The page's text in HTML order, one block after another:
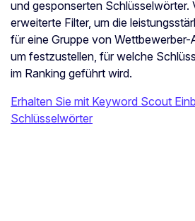
und gesponserten Schlüsselwörter.
erweiterte Filter, um die
für eine Gruppe von
um festzustellen, für welche
im Ranking geführt wird.
Erhalten Sie mit Keyword Scout
Schlüsselwörter